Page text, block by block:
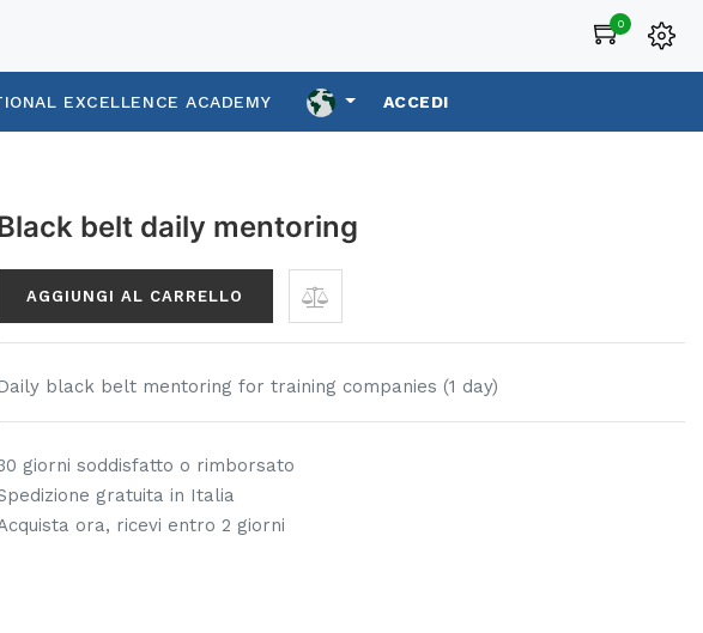
0
EXCELLENCE ACADEMY ACCEDI
belt daily mentoring
AGGIUNGI AL CARRELLO
black belt mentoring for training companies (1 day)
giorni soddisfatto o rimborsato
gratuita in Italia
ora, ricevi entro 2 giorni